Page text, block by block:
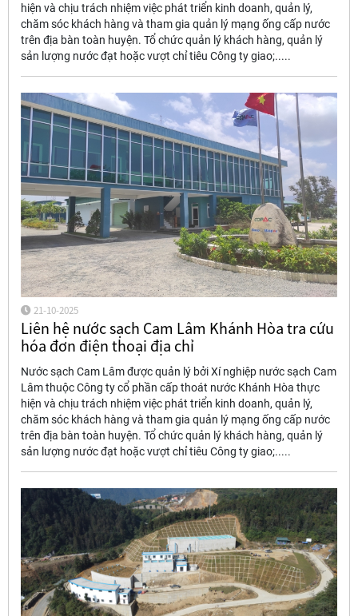
hiện và chịu trách nhiệm việc phát triển kinh doanh, quản lý,
chăm sóc khách hàng và tham gia quản lý mạng ống cấp nước
trên địa bàn toàn huyện. Tổ chức quản lý khách hàng, quản lý
sản lượng nước đạt hoặc vượt chỉ tiêu Công ty giao;.....
21-10-2025
Liên hệ nước sạch Cam Lâm Khánh Hòa tra cứu
hóa đơn điện thoại địa chỉ
Nước sạch Cam Lâm được quản lý bởi Xí nghiệp nước sạch Cam
Lâm thuộc Công ty cổ phần cấp thoát nước Khánh Hòa thực
hiện và chịu trách nhiệm việc phát triển kinh doanh, quản lý,
chăm sóc khách hàng và tham gia quản lý mạng ống cấp nước
trên địa bàn toàn huyện. Tổ chức quản lý khách hàng, quản lý
sản lượng nước đạt hoặc vượt chỉ tiêu Công ty giao;.....